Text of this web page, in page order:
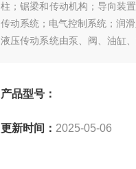
柱；锯梁和传动机构；导向装
传动系统；电气控制系统；润滑
液压传动系统由泵、阀、油缸
产品型号：
更新时间： 2025-05-06